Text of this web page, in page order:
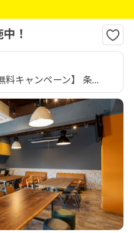
！
料キャンペーン】 条...